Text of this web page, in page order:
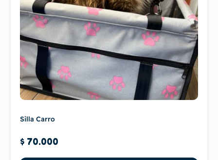
Silla Carro
$ 70.000